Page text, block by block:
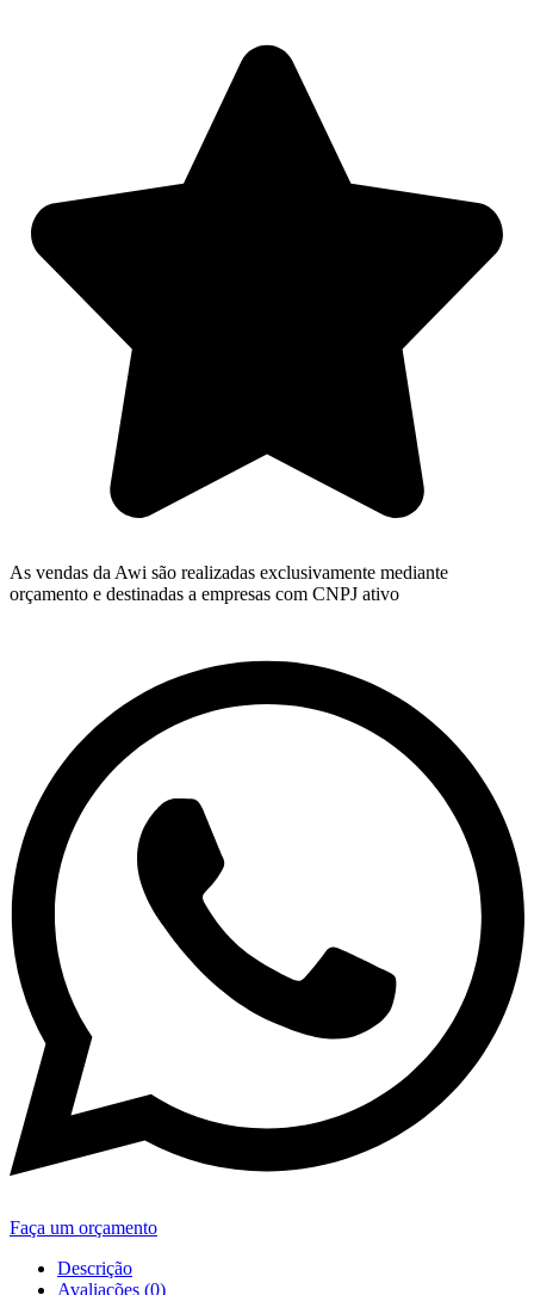
As vendas da Awi são realizadas exclusivamente mediante
orçamento e destinadas a empresas com CNPJ ativo
Faça um orçamento
Descrição
Avaliações (0)